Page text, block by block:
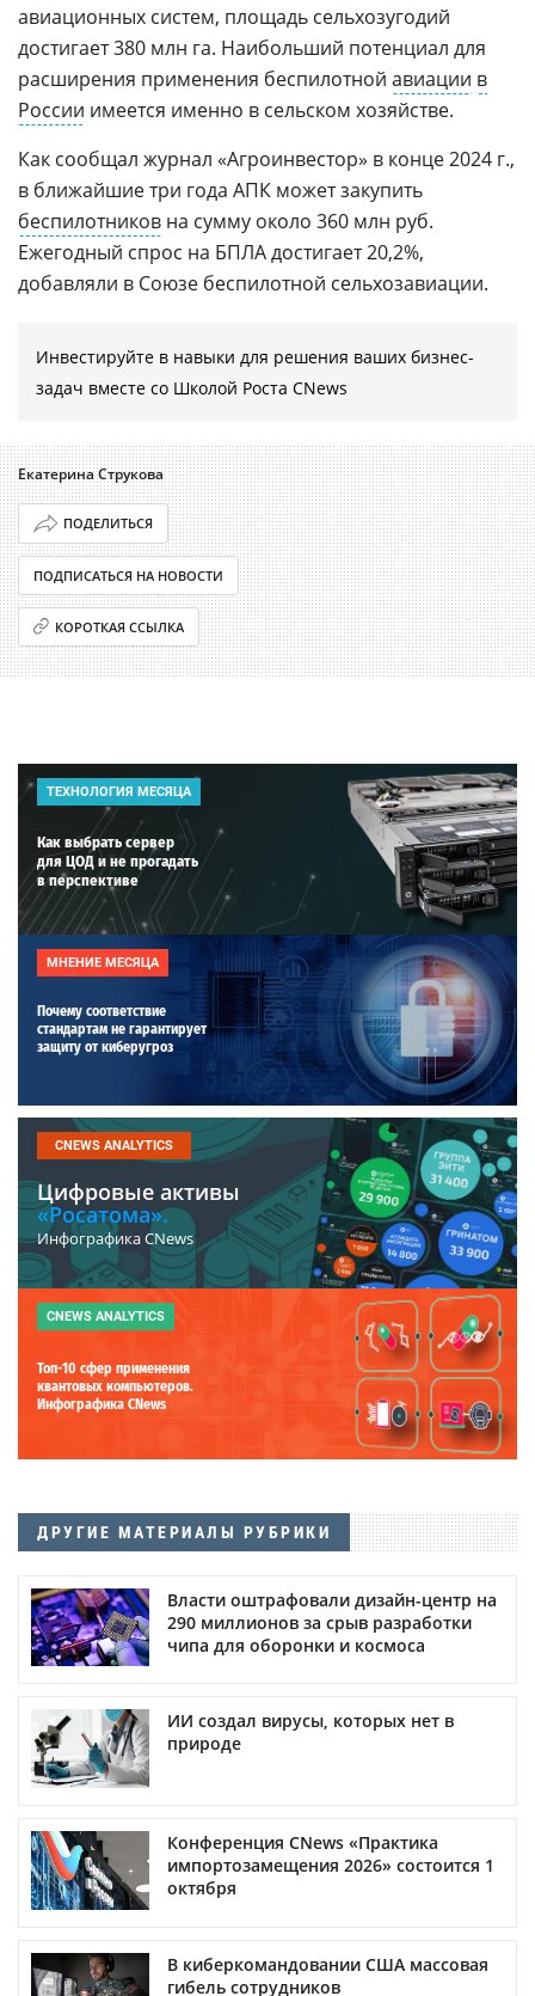
авиационных систем, площадь сельхозугодий
достигает 380 млн га. Наибольший потенциал для
расширения применения беспилотной авиации в
России имеется именно в сельском хозяйстве.
Как сообщал журнал «Агроинвестор» в конце 2024 г.,
в ближайшие три года АПК может закупить
беспилотников на сумму около 360 млн руб.
Ежегодный спрос на БПЛА достигает 20,2%,
добавляли в Союзе беспилотной сельхозавиации.
Инвестируйте в навыки для решения ваших бизнес-
задач вместе со Школой Роста CNews
Екатерина Струкова
ПОДЕЛИТЬСЯ
ПОДПИСАТЬСЯ НА НОВОСТИ
КОРОТКАЯ ССЫЛКА
ТЕХНОЛОГИЯ МЕСЯЦА
Как выбрать сервер
для ЦОД и не прогадать
в перспективе
МНЕНИЕ МЕСЯЦА
Почему соответствие
стандартам не гарантирует
защиту от киберугроз
CNEWS ANALYTICS
Цифровые активы
«Росатома».
Инфографика CNews
CNEWS ANALYTICS
Топ-10 сфер применения
квантовых компьютеров.
Инфографика CNews
ДРУГИЕ МАТЕРИАЛЫ РУБРИКИ
Власти оштрафовали дизайн-центр на
290 миллионов за срыв разработки
чипа для оборонки и космоса
ИИ создал вирусы, которых нет в
природе
Конференция CNews «Практика
импортозамещения 2026» состоится 1
октября
В киберкомандовании США массовая
гибель сотрудников